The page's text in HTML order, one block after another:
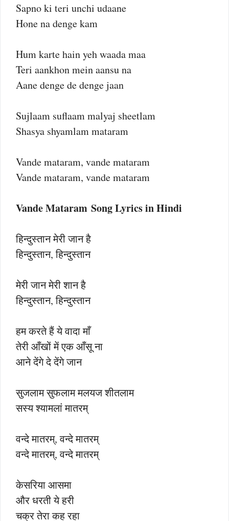
Sapno ki teri unchi udaane
Hone na denge kam
Hum karte hain yeh waada maa
Teri aankhon mein aansu na
Aane denge de denge jaan
Sujlaam suflaam malyaj sheetlam
Shasya shyamlam mataram
Vande mataram, vande mataram
Vande mataram, vande mataram
Vande Mataram Song Lyrics in Hindi
हिन्दुस्तान मेरी जान है
हिन्दुस्तान, हिन्दुस्तान
मेरी जान मेरी शान है
हिन्दुस्तान, हिन्दुस्तान
हम करते हैं ये वादा माँ
तेरी आँखों में एक आँसू ना
आने देंगे दे देंगे जान
सुजलाम सुफलाम मलयज शीतलाम
सस्य श्यामलां मातरम्
वन्दे मातरम्, वन्दे मातरम्
वन्दे मातरम्, वन्दे मातरम्
केसरिया आसमा
और धरती ये हरी
चक्र तेरा कह रहा